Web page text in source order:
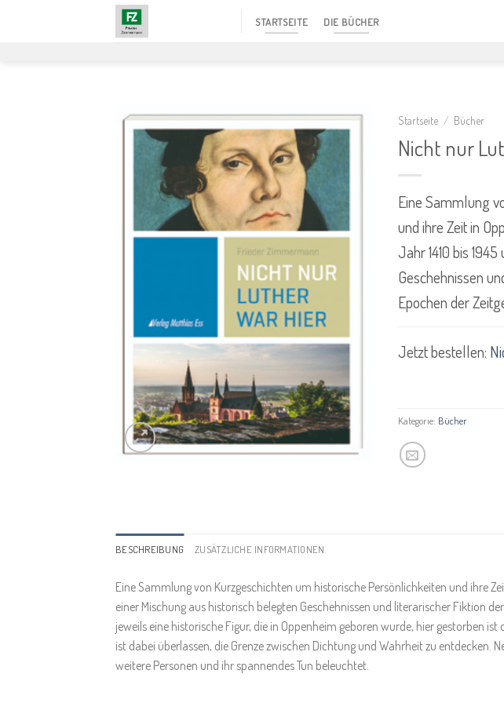
STARTSEITE DIE BÜCHER
Startseite / Bücher
Nicht nur
Eine Sammlung
und ihre Zeit in
Jahr 1410 bis
Geschehnissen
Epochen der
Jetzt bestellen:
Kategorie: Bücher
BESCHREIBUNG ZUSÄTZLICHE INFORMATIONEN
Eine Sammlung von Kurzgeschichten um historische Persönlichkeiten und ihre
einer Mischung aus historisch belegten Geschehnissen und literarischer Fiktion
jeweils eine historische Figur, die in Oppenheim geboren wurde, hier gestorben
ist dabei überlassen, die Grenze zwischen Dichtung und Wahrheit zu entdecken.
weitere Personen und ihr spannendes Tun beleuchtet.